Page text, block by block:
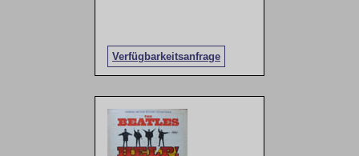
Verfügbarkeitsanfrage